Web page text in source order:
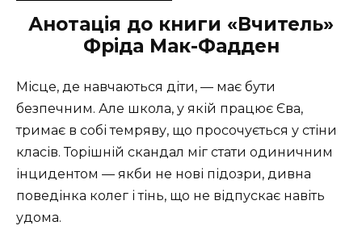
Анотація до книги «Вчитель»
Фріда Мак-Фадден
Місце, де навчаються діти, — має бути
безпечним. Але школа, у якій працює Єва,
тримає в собі темряву, що просочується у стіни
класів. Торішній скандал міг стати одиничним
інцидентом — якби не нові підозри, дивна
поведінка колег і тінь, що не відпускає навіть
удома.